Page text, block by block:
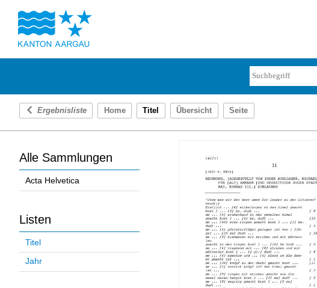
Ergebnisliste Home Titel Übersicht Seite
Alle Sammlungen
Acta Helvetica
Listen
Titel
Jahr